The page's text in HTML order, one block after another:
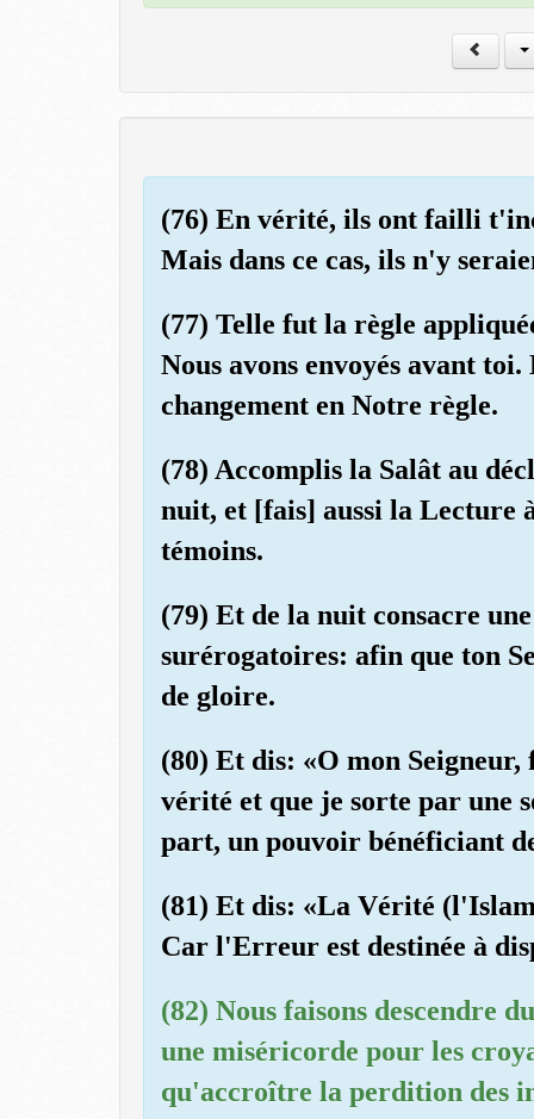
(76) En vérité, ils ont failli
Mais dans ce cas, ils n'y
(77) Telle fut la règle
Nous avons envoyés avant
changement en Notre règle.
(78) Accomplis la Salât au
nuit, et [fais] aussi la Lecture
témoins.
(79) Et de la nuit consacre
surérogatoires: afin que ton
de gloire.
(80) Et dis: «O mon
vérité et que je sorte par une
part, un pouvoir bénéficiant
(81) Et dis: «La Vérité
Car l'Erreur est destinée à
(82) Nous faisons descendre
une miséricorde pour les
qu'accroître la perdition des